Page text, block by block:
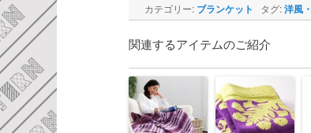
カテゴリー: ブランケット タグ:洋風
関連するアイテムのご紹介